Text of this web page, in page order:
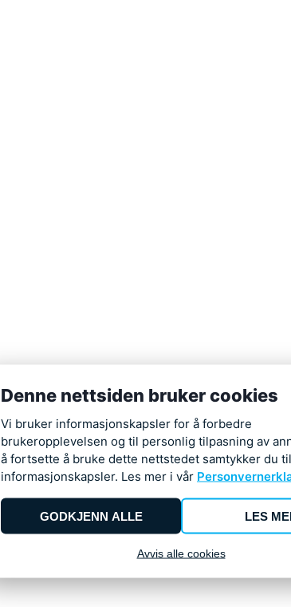
Fullførte oppdrag
0 +
Denne nettsiden bruker cookies
Vi bruker informasjonskapsler for å forbedre
brukeropplevelsen og til personlig tilpasning av
å fortsette å bruke dette nettstedet samtykker du
informasjonskapsler. Les mer i vår
GODKJENN ALLE LES
Avvis alle cookies